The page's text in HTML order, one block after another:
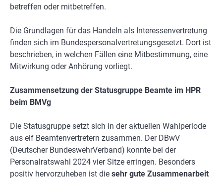
betreffen oder mitbetreffen.
Die Grundlagen für das Handeln als Interessenvertretung
finden sich im Bundespersonalvertretungsgesetzt. Dort ist
beschrieben, in welchen Fällen eine Mitbestimmung, eine
Mitwirkung oder Anhörung vorliegt.
Zusammensetzung der Statusgruppe Beamte im HPR
beim BMVg
Die Statusgruppe setzt sich in der aktuellen Wahlperiode
aus elf Beamtenvertretern zusammen. Der DBwV
(Deutscher BundeswehrVerband) konnte bei der
Personalratswahl 2024 vier Sitze erringen. Besonders
positiv hervorzuheben ist die sehr gute Zusammenarbeit